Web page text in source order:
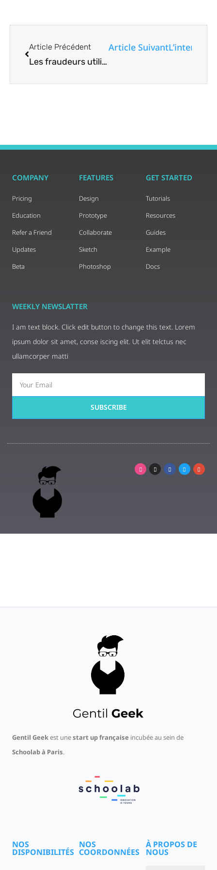
Article Précédent
Les fraudeurs utilisent Google Forms pour de fausses offres d’emploi, voici comment rester en sécurité
Article Suivant
COMPANY
Pricing
Education
Refer a Friend
Updates
Beta
FEATURES
Design
Prototype
Collaborate
Sketch
Photoshop
GET STARTED
Tutorials
Resources
Guides
Example
Docs
WEEKLY NEWSLATTER
I am text block. Click edit button to change this text. Lorem
ipsum dolor sit amet, conse iscing elit. Ut elit telctus nec
ullamcorper matti
SUBSCRIBE
Gentil Geekest unestart up française incubée au sein de
Schoolab à Paris.
NOS
DISPONIBILITÉS
NOS
COORDONNÉES
À PROPOS DE
NOUS